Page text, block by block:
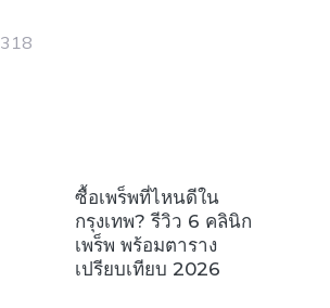
318
ซื้อเพร็พที่ไหนดีใน
กรุงเทพ? รีวิว 6 คลินิก
เพร็พ พร้อมตาราง
เปรียบเทียบ 2026